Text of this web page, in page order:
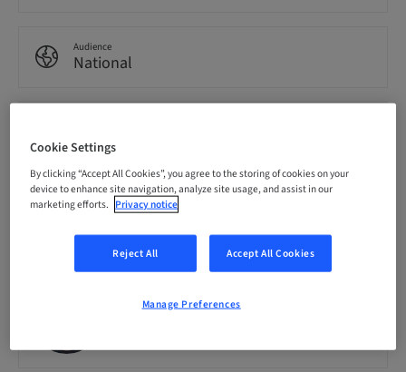
Audience
National
15 available
Speaker(s)
Dr. med. dent
Cookie Settings
By clicking “Accept All Cookies”, you agree to the storing of cookies on your
device to enhance site navigation, analyze site usage, and assist in our
marketing efforts. Privacy notice
Reject All Accept All Cookies
Manage Preferences